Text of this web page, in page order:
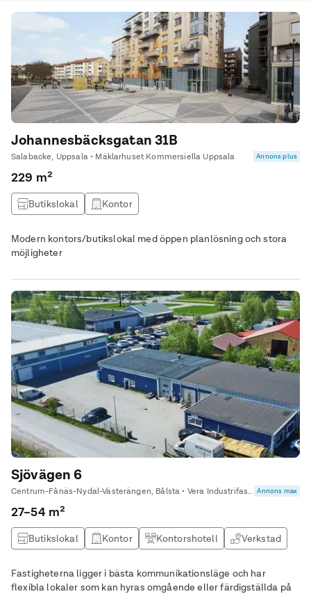
Johannesbäcksgatan 31B
Salabacke, Uppsala • Mäklarhuset Kommersiella Uppsala Annons plus
229 m²
Butikslokal Kontor
Modern kontors/butikslokal med öppen planlösning och stora
möjligheter
Sjövägen 6
Centrum-Fånäs-Nydal-Västerängen, Bålsta • Vera Industrifastigheter Annons max
27–54 m²
Butikslokal Kontor Kontorshotell Verkstad
Fastigheterna ligger i bästa kommunikationsläge och har
flexibla lokaler som kan hyras omgående eller färdigställda på